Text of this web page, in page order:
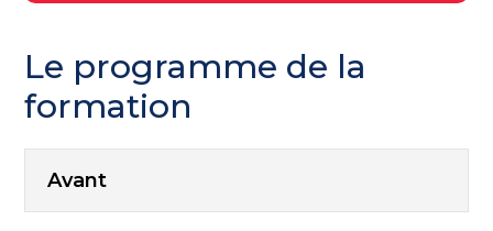
Le programme de la
formation
Avant